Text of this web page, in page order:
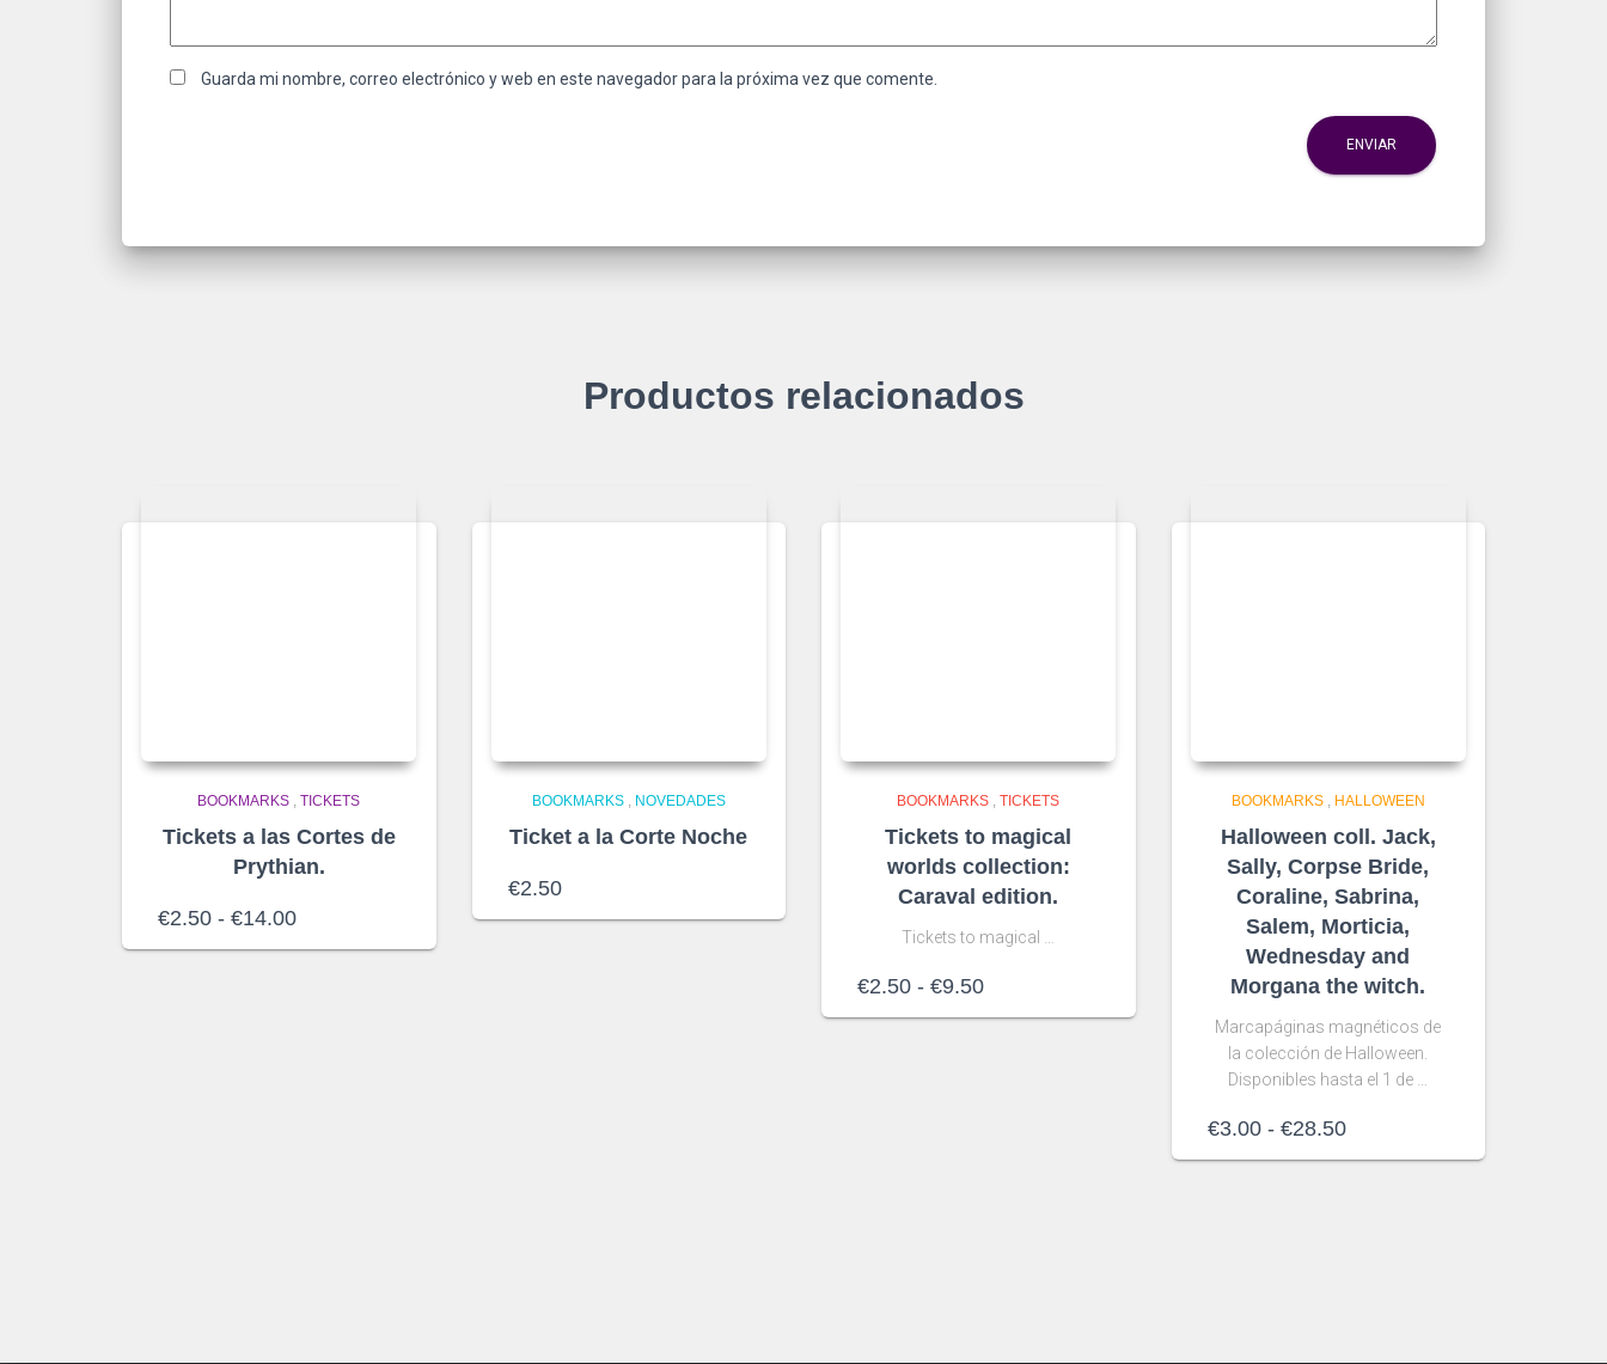
Guarda mi nombre, correo electrónico y web en este navegador para la próxima vez que comente.
Productos relacionados
BOOKMARKS ,TICKETS
Tickets a las Cortes de
Prythian.
€2.50 - €14.00Rango
BOOKMARKS, NOVEDADES
Ticket a la Corte Noche
€2.50
BOOKMARKS ,TICKETS
Tickets to magical
worlds collection:
Caraval edition.
Tickets to magical …
€2.50 - €9.50Rango
BOOKMARKS, HALLOWEEN
Halloween coll. Jack,
Sally, Corpse Bride,
Coraline, Sabrina,
Salem, Morticia,
Wednesday and
Morgana the witch.
Marcapáginas magnéticos de
la colección de Halloween.
Disponibles hasta el 1 de …
€3.00 - €28.50Rango